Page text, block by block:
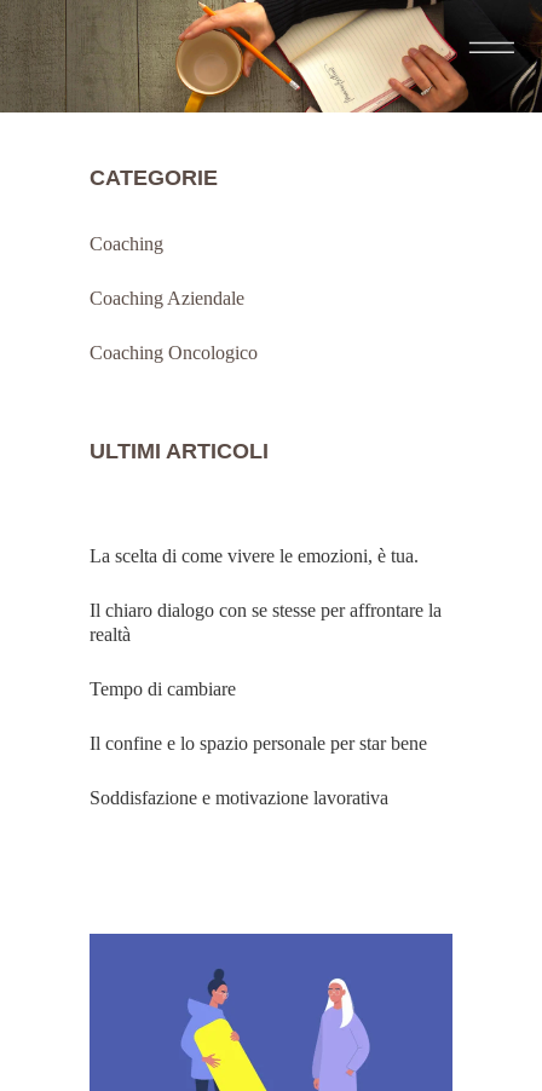
CATEGORIE
Coaching
Coaching Aziendale
Coaching Oncologico
ULTIMI ARTICOLI
La scelta di come vivere le emozioni, è tua.
Il chiaro dialogo con se stesse per affrontare la
realtà
Tempo di cambiare
Il confine e lo spazio personale per star bene
Soddisfazione e motivazione lavorativa